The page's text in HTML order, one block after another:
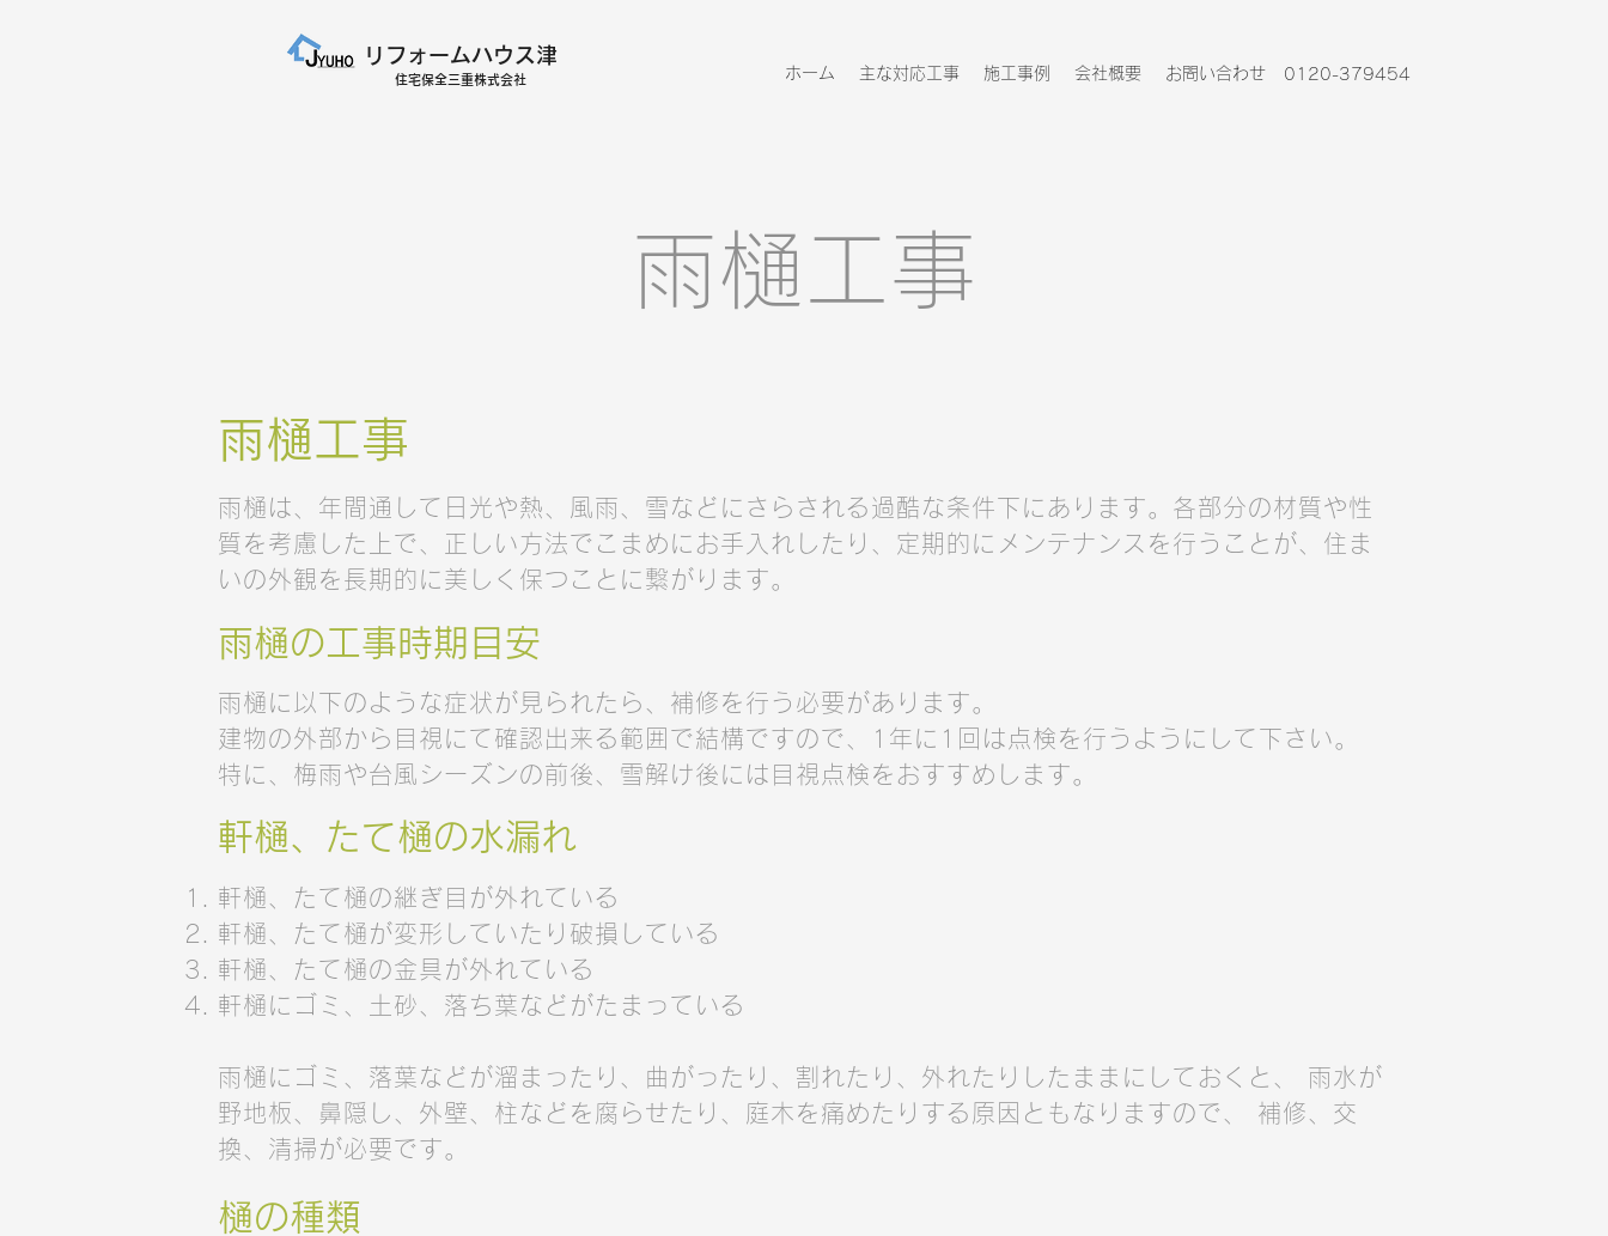
リフォームハウス津
​住宅保全三重株式会社 ホーム 主な対応工事 施工事例 会社概要 お問い合わせ 0120-379454
雨樋工事
​雨樋工事
雨樋は、年間通して日光や熱、風雨、雪などにさらされる過酷な条件下にあります。各部分の材質や性
質を考慮した上で、正しい方法でこまめにお手入れしたり、定期的にメンテナンスを行うことが、住ま
いの外観を長期的に美しく保つことに繋がります。
雨樋の工事時期目安
雨樋に以下のような症状が見られたら、補修を行う必要があります。
建物の外部から目視にて確認出来る範囲で結構ですので、1年に1回は点検を行うようにして下さい。
特に、梅雨や台風シーズンの前後、雪解け後には目視点検をおすすめします。
軒樋、たて樋の水漏れ
軒樋、たて樋の継ぎ目が外れている
軒樋、たて樋が変形していたり破損している
軒樋、たて樋の金具が外れている
軒樋にゴミ、土砂、落ち葉などがたまっている
雨樋にゴミ、落葉などが溜まったり、曲がったり、割れたり、外れたりしたままにしておくと、 雨水が
野地板、鼻隠し、外壁、柱などを腐らせたり、庭木を痛めたりする原因ともなりますので、 補修、交
換、清掃が必要です。
樋の種類